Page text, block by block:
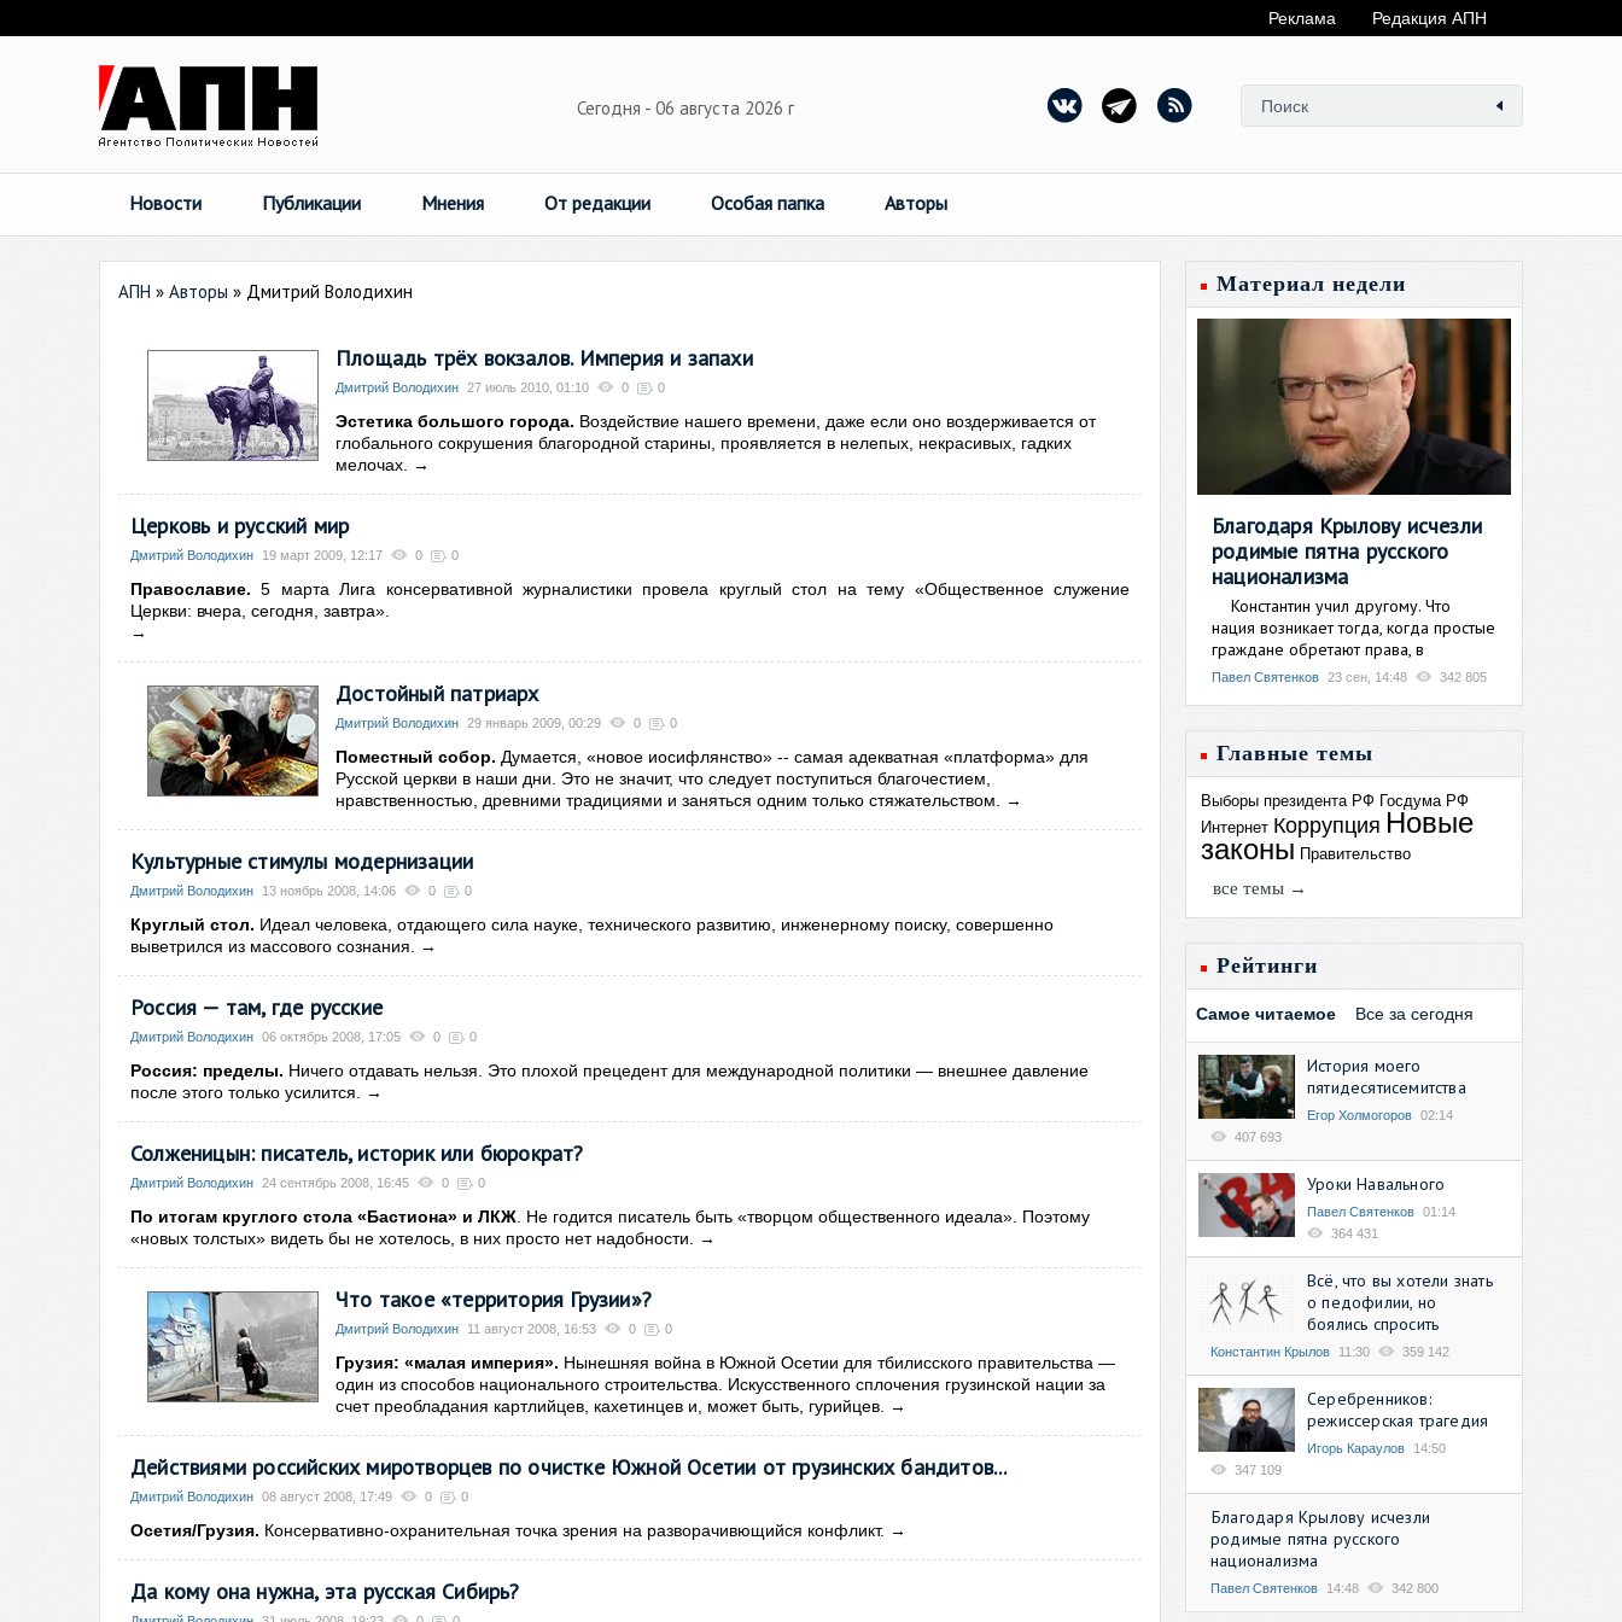
Реклама Редакция АПН
Сегодня - 06 августа 2026 г
Новости Публикации Мнения От редакции Особая папка Авторы
АПН » Авторы » Дмитрий Володихин
Площадь трёх вокзалов. Империя и запахи
Дмитрий Володихин 27 июль 2010, 01:10 0 0
Эстетика большого города. Воздействие нашего времени, даже если оно воздерживается от
глобального сокрушения благородной старины, проявляется в нелепых, некрасивых, гадких
мелочах.
→
Церковь и русский мир
Дмитрий Володихин 19 март 2009, 12:17 0 0
Православие. 5 марта Лига консервативной журналистики провела круглый стол на тему «Общественное служение
Церкви: вчера, сегодня, завтра».
→
Достойный патриарх
Дмитрий Володихин 29 январь 2009, 00:29 0 0
Поместный собор. Думается, «новое иосифлянство» -- самая адекватная «платформа» для
Русской церкви в наши дни. Это не значит, что следует поступиться благочестием,
нравственностью, древними традициями и заняться одним только стяжательством.
→
Культурные стимулы модернизации
Дмитрий Володихин 13 ноябрь 2008, 14:06 0 0
Круглый стол. Идеал человека, отдающего сила науке, технического развитию, инженерному поиску, совершенно
выветрился из массового сознания.
→
Россия — там, где русские
Дмитрий Володихин 06 октябрь 2008, 17:05 0 0
Россия: пределы. Ничего отдавать нельзя. Это плохой прецедент для международной политики — внешнее давление
после этого только усилится.
→
Солженицын: писатель, историк или бюрократ?
Дмитрий Володихин 24 сентябрь 2008, 16:45 0 0
По итогам круглого стола «Бастиона» и ЛКЖ . Не годится писатель быть «творцом общественного идеала». Поэтому
«новых толстых» видеть бы не хотелось, в них просто нет надобности.
→
Что такое «территория Грузии»?
Дмитрий Володихин 11 август 2008, 16:53 0 0
Грузия: «малая империя». Нынешняя война в Южной Осетии для тбилисского правительства —
один из способов национального строительства. Искусственного сплочения грузинской нации за
счет преобладания картлийцев, кахетинцев и, может быть, гурийцев.
→
Действиями российских миротворцев по очистке Южной Осетии от грузинских бандитов...
Дмитрий Володихин 08 август 2008, 17:49 0 0
Осетия/Грузия. Консервативно-охранительная точка зрения на разворачивющийся конфликт. →
Да кому она нужна, эта русская Сибирь?
Материал недели
Благодаря Крылову исчезли
родимые пятна русского
национализма
Константин учил другому. Что
нация возникает тогда, когда простые
граждане обретают права, в
Павел Святенков 23 сен, 14:48 342 805
Главные темы
Выборы президента РФ Госдума РФ
Интернет Коррупция Новые
законы Правительство
все темы →
Рейтинги
Самое читаемое Все за сегодня
История моего
пятидесятисемитства
Егор Холмогоров 02:14
407 693
Уроки Навального
Павел Святенков 01:14
364 431
Всё, что вы хотели знать
о педофилии, но
боялись спросить
Константин Крылов 11:30 359 142
Серебренников:
режиссерская трагедия
Игорь Караулов
14:50
347 109
Благодаря Крылову исчезли
родимые пятна русского
национализма
Павел Святенков 14:48 342 800